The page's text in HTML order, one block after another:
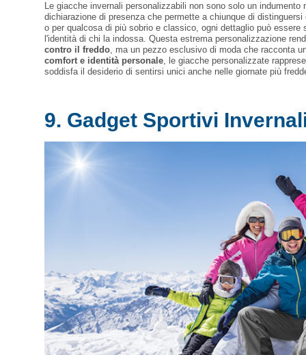
Le giacche invernali personalizzabili non sono solo un indumento
dichiarazione di presenza che permette a chiunque di
o per qualcosa di più sobrio e classico, ogni dettaglio può essere
l'identità di chi la indossa. Questa estrema personalizzazione
contro il freddo, ma un pezzo esclusivo di moda che racconta
comfort e identità personale, le giacche personalizzate
soddisfa il desiderio di sentirsi unici anche nelle giornate più
9. Gadget Sportivi